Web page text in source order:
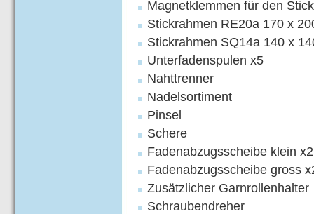
Magnetklemmen für den
Stickrahmen RE20a 170 x
Stickrahmen SQ14a 140 x
Unterfadenspulen x5
Nahttrenner
Nadelsortiment
Pinsel
Schere
Fadenabzugsscheibe klein x2
Fadenabzugsscheibe gross
Zusätzlicher Garnrollenhalter
Schraubendreher